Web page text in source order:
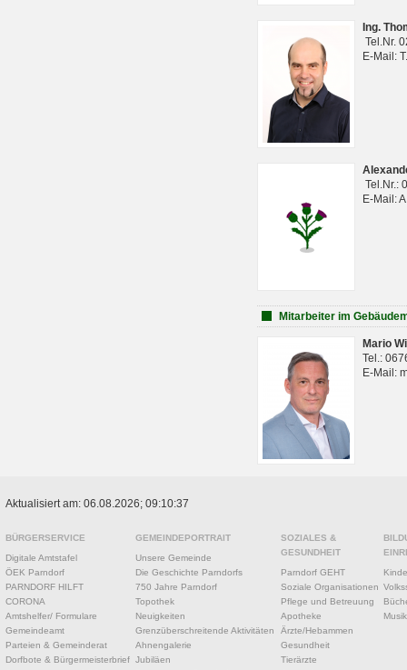
Ing.
Tel.Nr.
E-Mail:
Tel.Nr.:
E-Mail:
Mitarbeiter im
Mario
Tel.:
E-Mail:
Aktualisiert am: 06.08.2026; 09:10:37
BÜRGERSERVICE
Digitale Amtstafel
ÖEK Parndorf
PARNDORF HILFT
CORONA
Amtshelfer/ Formulare
Gemeindeamt
Parteien & Gemeinderat
Dorfbote & Bürgermeisterbrief
GEMEINDEPORTRAIT
Unsere Gemeinde
Die Geschichte Parndorfs
750 Jahre Parndorf
Topothek
Neuigkeiten
Grenzüberschreitende Aktivitäten
Ahnengalerie
Jubiläen
SOZIALES &
GESUNDHEIT
Parndorf GEHT
Soziale Organisationen
Pflege und Betreuung
Apotheke
Ärzte/Hebammen
Gesundheit
Tierärzte